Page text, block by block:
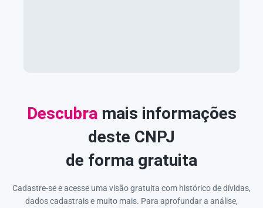
Descubramais informações
deste CNPJ
de forma gratuita
Cadastre-se e acesse uma visão gratuita com histórico de dívidas,
dados cadastrais e muito mais. Para aprofundar a análise,